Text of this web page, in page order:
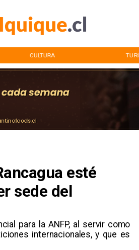
CULTURA
esté
sede del
para la ANFP, al servir como
internacionales, y que es